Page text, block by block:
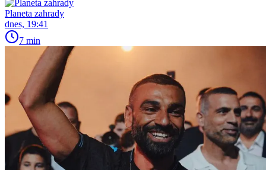
Planeta zahrady
dnes, 19:41
7 min